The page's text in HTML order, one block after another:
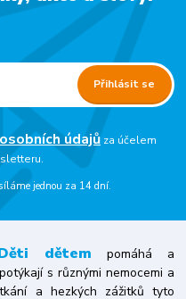
Přihlásit se
údajůza účelem
jednou za 14 dní.
dětem pomáhá a
s různými nemocemi a
a hezkých zážitků tyto